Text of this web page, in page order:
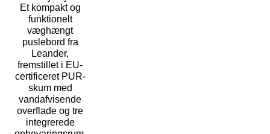
Et kompakt og
funktionelt
væghængt
puslebord fra
Leander,
fremstillet i EU-
certificeret PUR-
skum med
vandafvisende
overflade og tre
integrerede